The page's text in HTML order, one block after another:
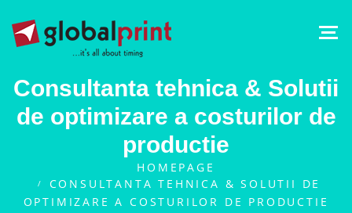
Consultanta tehnica & Solutii
de optimizare a costurilor de
productie
HOMEPAGE
CONSULTANTA TEHNICA & SOLUTII DE
OPTIMIZARE A COSTURILOR DE PRODUCTIE